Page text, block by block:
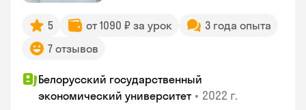
5 от 1090 ₽ за урок
3 года опыта
7 отзывов
Белорусский государственный
экономический университет • 2022 г.